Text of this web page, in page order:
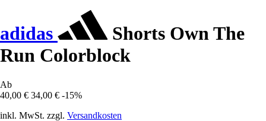
adidas
Shorts Own The
Run Colorblock
Ab
40,00 € 34,00 € -15%
inkl. MwSt. zzgl. Versandkosten